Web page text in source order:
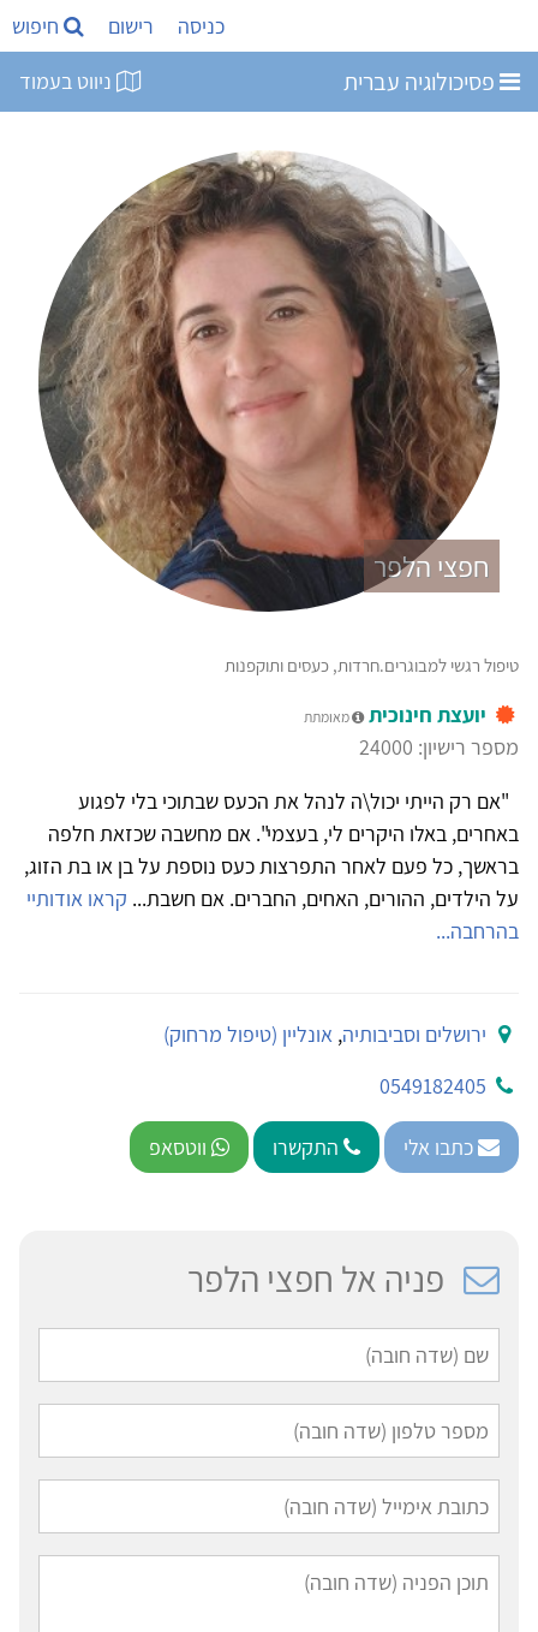
כניסה רישום חיפוש
פסיכולוגיה עברית ניווט בעמוד
חפצי הלפר
טיפול רגשי למבוגרים.חרדות, כעסים ותוקפנות
יועצת חינוכית מאומתת
מספר רישיון: 24000
"אם רק הייתי יכול\ה לנהל את הכעס שבתוכי בלי לפגוע
באחרים, באלו היקרים לי, בעצמי". אם מחשבה שכזאת חלפה
בראשך, כל פעם לאחר התפרצות כעס נוספת על בן או בת הזוג,
על הילדים, ההורים, האחים, החברים. אם חשבת... קראו אודותיי
בהרחבה...
ירושלים וסביבותיה,אונליין (טיפול מרחוק)
0549182405
כתבו אלי התקשרו ווטסאפ
פניה אל חפצי הלפר